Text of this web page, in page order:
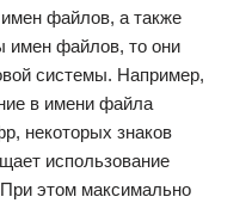
файлов, а также
имен файлов, то они
системы. Например,
в имени файла
некоторых знаков
использование
этом максимально